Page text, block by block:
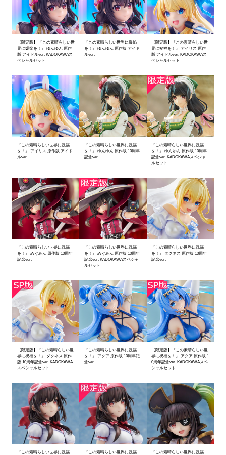
【限定版】 『この素晴らしい世
界に爆焔を！』 ゆんゆん 原作
版 アイドルver. KADOKAWAス
ペシャルセット
『この素晴らしい世界に爆焔
を！』 ゆんゆん 原作版 アイド
ルver.
【限定版】『この素晴らしい世
界に祝福を！』 アイリス 原作
版 アイドルver. KADOKAWAス
ペシャルセット
『この素晴らしい世界に祝福
を！』 アイリス 原作版 アイド
ルver.
『この素晴らしい世界に祝福
を！』 ゆんゆん 原作版 10周年
記念ver.
『この素晴らしい世界に祝福
を！』 ゆんゆん 原作版 10周年
記念ver. KADOKAWAスペシャ
ルセット
『この素晴らしい世界に祝福
を！』 めぐみん 原作版 10周年
記念ver.
『この素晴らしい世界に祝福
を！』 めぐみん 原作版 10周年
記念ver. KADOKAWAスペシャ
ルセット
『この素晴らしい世界に祝福
を！』 ダクネス 原作版 10周年
記念ver.
【限定版】『この素晴らしい世
界に祝福を！』 ダクネス 原作
版 10周年記念ver. KADOKAWA
スペシャルセット
『この素晴らしい世界に祝福
を！』 アクア 原作版 10周年記
念ver.
【限定版】『この素晴らしい世
界に祝福を！』 アクア 原作版 1
0周年記念ver. KADOKAWAスペ
シャルセット
『この素晴らしい世界に祝福 『この素晴らしい世界に祝福 『この素晴らしい世界に祝福